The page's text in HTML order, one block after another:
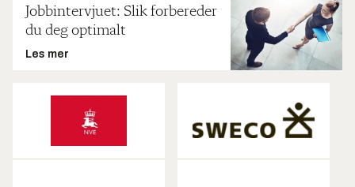
Jobbintervjuet: Slik forbereder
du deg optimalt
Les mer